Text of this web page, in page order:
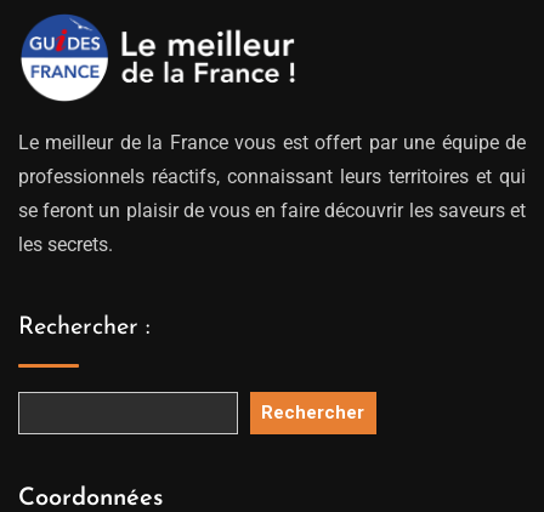
Le meilleur de la France vous est offert par une équipe de
professionnels réactifs, connaissant leurs territoires et qui
se feront un plaisir de vous en faire découvrir les saveurs et
les secrets.
Rechercher :
Rechercher
Coordonnées